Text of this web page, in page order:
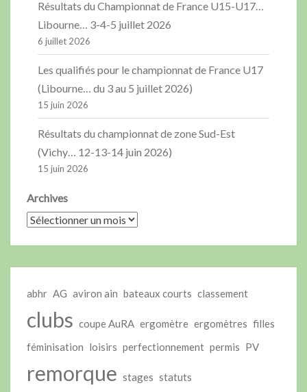
Résultats du Championnat de France U15-U17…
Libourne… 3-4-5 juillet 2026
6 juillet 2026
Les qualifiés pour le championnat de France U17
(Libourne… du 3 au 5 juillet 2026)
15 juin 2026
Résultats du championnat de zone Sud-Est
(Vichy… 12-13-14 juin 2026)
15 juin 2026
Archives
abhr AG aviron ain bateaux courts classement
clubs coupe AuRA ergomètre ergomètres filles
féminisation loisirs perfectionnement permis PV
remorque stages statuts